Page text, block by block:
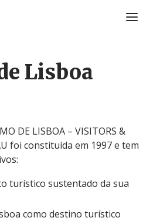
Lisboa
DE LISBOA – VISITORS &
foi constituída em 1997 e tem
turístico sustentado da sua
como destino turístico